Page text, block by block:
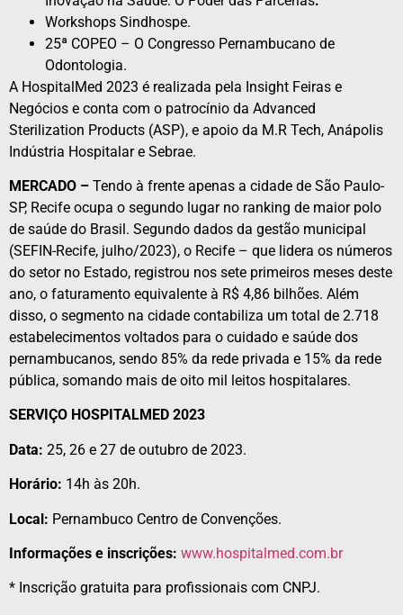
Workshops Sindhospe.
25ª COPEO – O Congresso Pernambucano de
Odontologia.
A HospitalMed 2023 é realizada pela Insight Feiras e
Negócios e conta com o patrocínio da Advanced
Sterilization Products (ASP), e apoio da M.R Tech, Anápolis
Indústria Hospitalar e Sebrae.
MERCADO – Tendo à frente apenas a cidade de São Paulo-
SP, Recife ocupa o segundo lugar no ranking de maior polo
de saúde do Brasil. Segundo dados da gestão municipal
(SEFIN-Recife, julho/2023), o Recife – que lidera os números
do setor no Estado, registrou nos sete primeiros meses deste
ano, o faturamento equivalente à R$ 4,86 bilhões. Além
disso, o segmento na cidade contabiliza um total de 2.718
estabelecimentos voltados para o cuidado e saúde dos
pernambucanos, sendo 85% da rede privada e 15% da rede
pública, somando mais de oito mil leitos hospitalares.
SERVIÇO HOSPITALMED 2023
Data: 25, 26 e 27 de outubro de 2023.
Horário: 14h às 20h.
Local: Pernambuco Centro de Convenções.
Informações e inscrições: www.hospitalmed.com.br
* Inscrição gratuita para profissionais com CNPJ.